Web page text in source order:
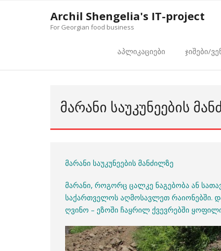
Archil Shengelia's IT-project
For Georgian food business
აპლიკაციები ჯიშები/
ᲛᲐᲠᲐᲜᲘ ᲡᲐᲣᲙᲣᲜᲔᲔᲑᲘᲡ
მარანი საუკუნეების მანძილზე
მარანი, როგორც ცალკე ნაგებობა ან
საქართველოს აღმოსავლეთ რაიონებში.
ღვინო – ეზოში ჩაყრილ ქვევრებში